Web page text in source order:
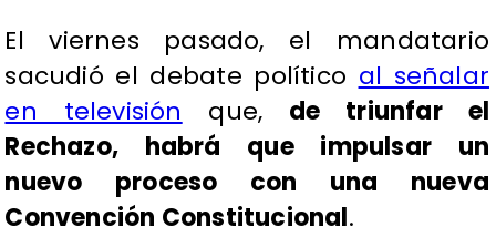
El viernes pasado, el mandatario
sacudió el debate político al señalar
en televisión que, de triunfar el
Rechazo, habrá que impulsar un
nuevo proceso con una nueva
Convención Constitucional.